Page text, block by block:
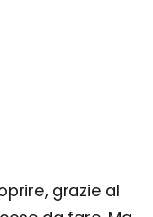
grazie al